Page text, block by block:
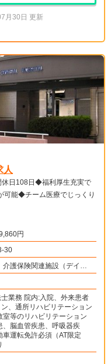
月30日 更新
人
可能◆チーム医療でじっくり
円 〜 289,860円
30
介護保険関連施設（デイケ
業務 院内:入院、外来患者
、通所リハビリテーション
室等のリハビリテーション
、脳血管疾患、呼吸器疾
運転免許必須（AT限定